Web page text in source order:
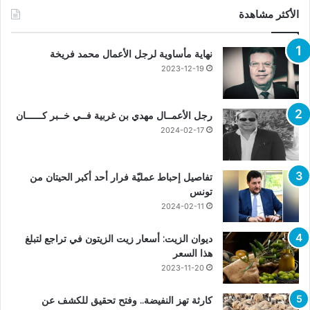
الأكثر مشاهدة
نهاية مأساوية لرجل الأعمال محمد فريخة
2023-12-19
رجل الأعمــال مهدي بن غربية فــي خــبر كــــــان
2024-02-17
تفاصيل إحباط عمليّة فرار أحد أكبر الحيتان من
تونس
2024-02-11
ديوان الزيت: أسعار زيت الزيتون في تراجع لتبلغ
هذا السعر
2023-11-20
كارثة تهز النفيضة.. وفتح تحقيق للكشف عن